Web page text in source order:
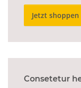
Jetzt shoppen
Consetetur